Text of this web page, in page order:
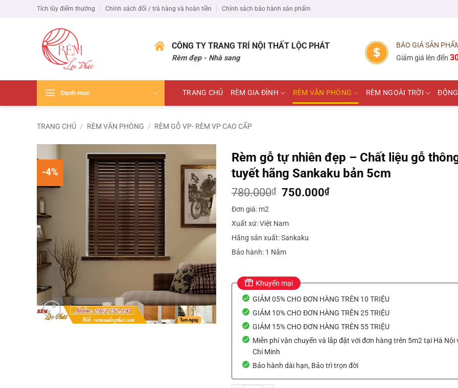
Tích lũy điểm thưởng Chính sách đổi / trả hàng và hoàn tiền Chính sách bảo hành sản phẩm
CÔNG TY TRANG TRÍ NỘI THẤT LỘC PHÁT
Rèm đẹp - Nhà sang
BÁO GIÁ SẢN
Giảm giá lên đến
Danh mục TRANG CHỦ RÈM GIA ĐÌNH RÈM VĂN PHÒNG RÈM NGOÀI TRỜI
TRANG CHỦ / RÈM VĂN PHÒNG / RÈM GỖ VP- RÈM VP CAO CẤP
-4%
Rèm gỗ tự nhiên đẹp – Chất liệu gỗ
tuyết hãng Sankaku bản 5cm
780.000₫ Giá
780.000₫.
750.000₫Giá
Đơn giá: m2
Xuất xứ: Việt Nam
Hãng sản xuất: Sankaku
Bảo hành: 1 Năm
Khuyến mại
GIẢM 05% CHO ĐƠN HÀNG TRÊN 10 TRIỆU
GIẢM 10% CHO ĐƠN HÀNG TRÊN 25 TRIỆU
GIẢM 15% CHO ĐƠN HÀNG TRÊN 55 TRIỆU
Miễn phí vận chuyển và lắp đặt với đơn hàng trên 5m2 tại Hà Nội
Chí Minh
Bảo hành dài hạn, Bảo trì trọn đời